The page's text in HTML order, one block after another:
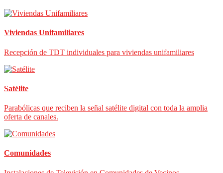
Viviendas Unifamiliares
Recepción de TDT individuales para viviendas unifamiliares
Satélite
Parabólicas que reciben la señal satélite digital con toda la amplia
oferta de canales.
Comunidades